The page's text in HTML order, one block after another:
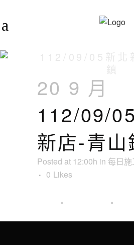
20 9 月
112/09/
新店-青山
Posted at 12:00h in 每日施
0 Likes